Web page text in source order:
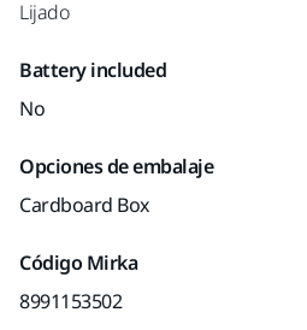
Lijado
Battery included
No
Opciones de embalaje
Cardboard Box
Código Mirka
8991153502